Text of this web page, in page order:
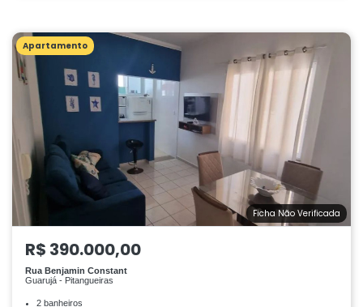
Apartamento
Ficha Não Verificada
R$ 390.000,00
Rua Benjamin Constant
Guarujá - Pitangueiras
2 banheiros